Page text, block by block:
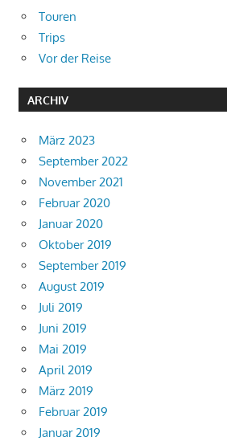
Touren
Trips
Vor der Reise
ARCHIV
März 2023
September 2022
November 2021
Februar 2020
Januar 2020
Oktober 2019
September 2019
August 2019
Juli 2019
Juni 2019
Mai 2019
April 2019
März 2019
Februar 2019
Januar 2019